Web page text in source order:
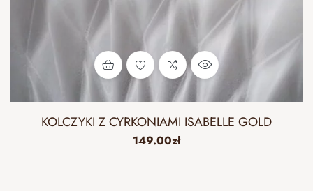
KOLCZYKI Z CYRKONIAMI ISABELLE GOLD
149.00zł